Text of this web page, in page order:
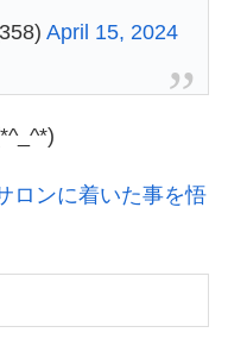
April 15, 2024
ロンに着いた事を悟